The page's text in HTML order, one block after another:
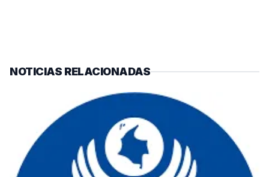
NOTICIAS RELACIONADAS